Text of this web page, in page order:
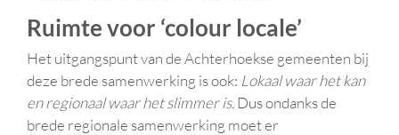
Ruimte voor ‘colour locale’
Het uitgangspunt van de Achterhoekse gemeenten bij
deze brede samenwerking is ook: Lokaal waar het kan
en regionaal waar het slimmer is.Dus ondanks de
brede regionale samenwerking moet er